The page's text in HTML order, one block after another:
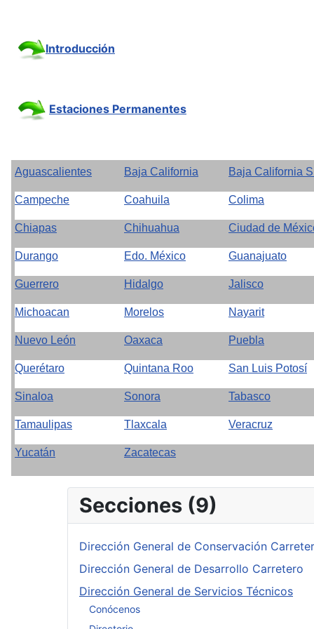
Introducción
Estaciones Permanentes
Aguascalientes Baja California Baja California
Campeche Coahuila Colima
Chiapas Chihuahua Ciudad de
Durango Edo. México Guanajuato
Guerrero Hidalgo Jalisco
Michoacan Morelos Nayarit
Nuevo León Oaxaca Puebla
Querétaro Quintana Roo San Luis Potosí
Sinaloa Sonora Tabasco
Tamaulipas Tlaxcala Veracruz
Yucatán Zacatecas
Secciones (9)
Dirección General de Conservación
Dirección General de Desarrollo Carretero
Dirección General de Servicios Técnicos
Conócenos